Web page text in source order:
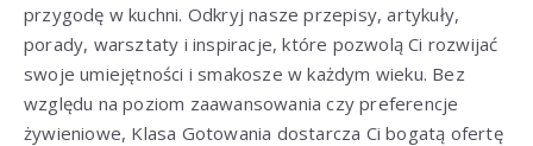
przygodę w kuchni. Odkryj nasze przepisy, artykuły,
porady, warsztaty i inspiracje, które pozwolą Ci rozwijać
swoje umiejętności i smakosze w każdym wieku. Bez
względu na poziom zaawansowania czy preferencje
żywieniowe, Klasa Gotowania dostarcza Ci bogatą ofertę